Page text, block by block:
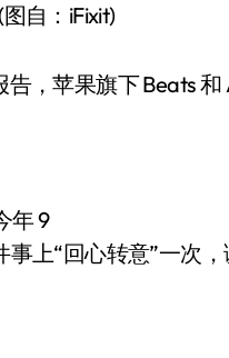
自：iFixit)
，苹果旗下 Beats
年 9
上“回心转意”一次，